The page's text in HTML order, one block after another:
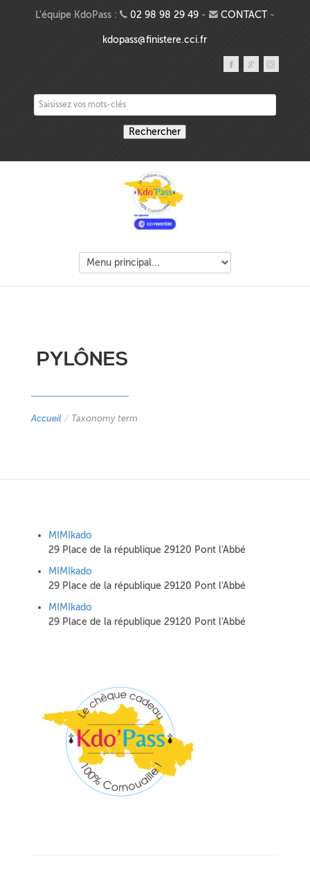
Aller au contenu principal
L'équipe KdoPass : 02 98 98 29 49- CONTACT-
kdopass@finistere.cci.fr
Saisissez vos mots-clés
PYLÔNES
Accueil / Taxonomy term
MIMIkado
29 Place de la république 29120 Pont l'Abbé
MIMIkado
29 Place de la république 29120 Pont l'Abbé
MIMIkado
29 Place de la république 29120 Pont l'Abbé